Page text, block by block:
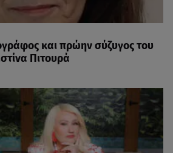
και πρώην σύζυγος του
Πιτουρά